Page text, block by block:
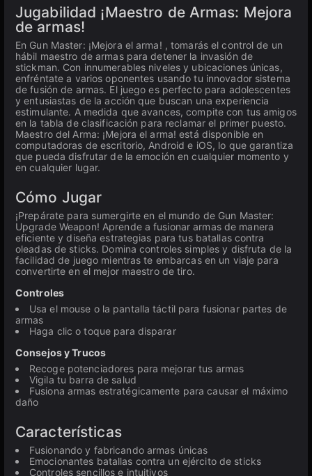
Jugabilidad ¡Maestro de Armas: Mejora
de armas!
En Gun Master: ¡Mejora el arma! , tomarás el control de un
hábil maestro de armas para detener la invasión de
stickman. Con innumerables niveles y ubicaciones únicas,
enfréntate a varios oponentes usando tu innovador sistema
de fusión de armas. El juego es perfecto para adolescentes
y entusiastas de la acción que buscan una experiencia
estimulante. A medida que avances, compite con tus amigos
en la tabla de clasificación para reclamar el primer puesto.
Maestro del Arma: ¡Mejora el arma! está disponible en
computadoras de escritorio, Android e iOS, lo que garantiza
que pueda disfrutar de la emoción en cualquier momento y
en cualquier lugar.
Cómo Jugar
¡Prepárate para sumergirte en el mundo de Gun Master:
Upgrade Weapon! Aprende a fusionar armas de manera
eficiente y diseña estrategias para tus batallas contra
oleadas de sticks. Domina controles simples y disfruta de la
facilidad de juego mientras te embarcas en un viaje para
convertirte en el mejor maestro de tiro.
Controles
Usa el mouse o la pantalla táctil para fusionar partes de
armas
Haga clic o toque para disparar
Consejos y Trucos
Recoge potenciadores para mejorar tus armas
Vigila tu barra de salud
Fusiona armas estratégicamente para causar el máximo
daño
Características
Fusionando y fabricando armas únicas
Emocionantes batallas contra un ejército de sticks
Controles sencillos e intuitivos